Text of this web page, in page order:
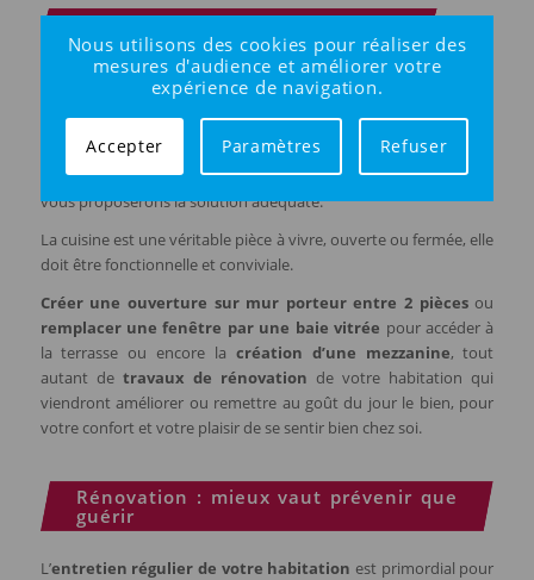
Rénovation : une pièce à rénover
La salle de bain se modernise : que ce soit pour remplacer la
baignoire par une doucheou latransformation complète
de votre salle de bain. Même les petites pièces d’eau trouvent
leur équipement approprié. Venez soumettre vos souhaits à
Travaux Tranquil,
courtier en travaux à Orléans, nous
vous proposerons la solution adéquate.
La cuisine est une véritable pièce à vivre, ouverte ou fermée, elle
doit être fonctionnelle et conviviale.
Créer une ouverture sur mur porteur entre 2 piècesou
remplacer une fenêtre par une baie vitrée pour accéder à
la terrasse ou encore la création d’une mezzanine, tout
autant de travaux de rénovation de votre habitation qui
viendront améliorer ou remettre au goût du jour le bien, pour
votre confort et votre plaisir de se sentir bien chez soi.
Rénovation : mieux vaut prévenir que
guérir
L’entretien régulier de votre habitation est primordial pour
Nous utilisons des cookies pour réaliser des
mesures d'audience et améliorer votre
expérience de navigation.
Accepter Paramètres Refuser